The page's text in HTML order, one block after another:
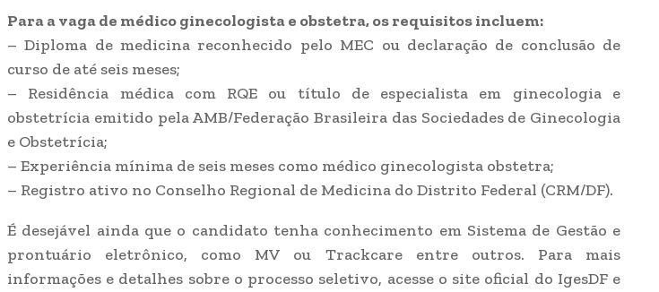
Para a vaga de médico ginecologista e obstetra, os requisitos incluem:
– Diploma de medicina reconhecido pelo MEC ou declaração de conclusão de
curso de até seis meses;
– Residência médica com RQE ou título de especialista em ginecologia e
obstetrícia emitido pela AMB/Federação Brasileira das Sociedades de Ginecologia
e Obstetrícia;
– Experiência mínima de seis meses como médico ginecologista obstetra;
– Registro ativo no Conselho Regional de Medicina do Distrito Federal (CRM/DF).
É desejável ainda que o candidato tenha conhecimento em Sistema de Gestão e
prontuário eletrônico, como MV ou Trackcare entre outros. Para mais
informações e detalhes sobre o processo seletivo, acesse o site oficial do IgesDF e